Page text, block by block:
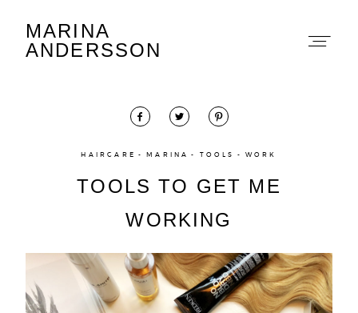
MARINA
ANDERSSON
HAIRCARE MARINA TOOLS WORK
TOOLS TO GET ME
WORKING
Marina Andersson
About
The Beauty Edit